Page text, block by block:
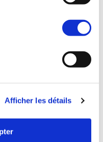
Afficher les détails
principale